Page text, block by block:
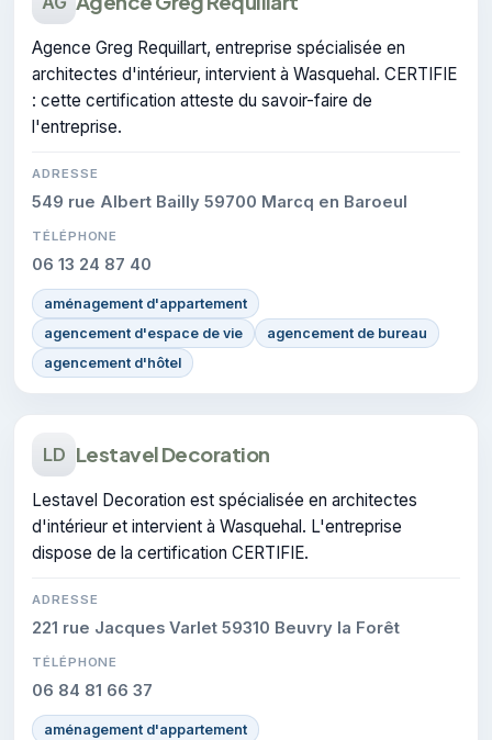
Agence Greg Requillart, entreprise spécialisée en
architectes d'intérieur, intervient à Wasquehal. CERTIFIE
: cette certification atteste du savoir-faire de
l'entreprise.
ADRESSE
549 rue Albert Bailly 59700 Marcq en Baroeul
TÉLÉPHONE
06 13 24 87 40
aménagement d'appartement
agencement d'espace de vie
agencement de bureau
agencement d'hôtel
LD Lestavel Decoration
Lestavel Decoration est spécialisée en architectes
d'intérieur et intervient à Wasquehal. L'entreprise
dispose de la certification CERTIFIE.
ADRESSE
221 rue Jacques Varlet 59310 Beuvry la Forêt
TÉLÉPHONE
06 84 81 66 37
aménagement d'appartement